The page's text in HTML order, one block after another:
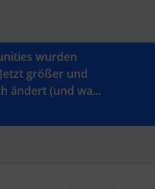
wurden
größer und
ändert (und wa...